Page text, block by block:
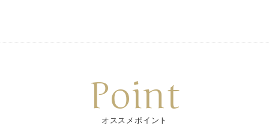
Point
オススメポイント